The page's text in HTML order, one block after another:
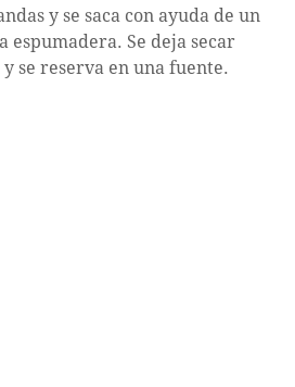
y se saca con ayuda de un
espumadera. Se deja secar
se reserva en una fuente.